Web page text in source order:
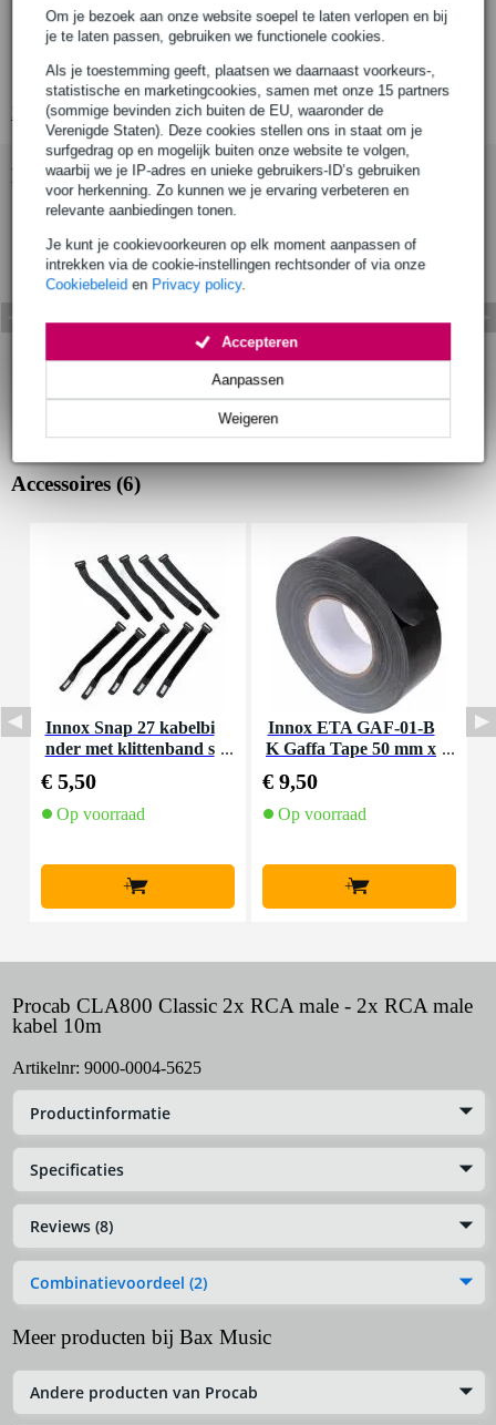
Om je bezoek aan onze website soepel te laten verlopen en bij
je te laten passen, gebruiken we functionele cookies.
Als je toestemming geeft, plaatsen we daarnaast voorkeurs-,
statistische en marketingcookies, samen met onze 15 partners
(sommige bevinden zich buiten de EU, waaronder de
Verenigde Staten). Deze cookies stellen ons in staat om je
surfgedrag op en mogelijk buiten onze website te volgen,
waarbij we je IP-adres en unieke gebruikers-ID’s gebruiken
voor herkenning. Zo kunnen we je ervaring verbeteren en
relevante aanbiedingen tonen.
Je kunt je cookievoorkeuren op elk moment aanpassen of
intrekken via de cookie-instellingen rechtsonder of via onze
Cookiebeleid en Privacy policy.
Weigeren
Aanpassen
Accepteren
RCA kabel
male RCA connectoren
met vergulde contacten
Bekijk alle productspecificaties
Bekijk ook eens (6)
Accessoires (6)
Innox Snap 27 kabelbi
nder met klittenband s
€ 5,50
Op voorraad
+
Innox ETA GAF-01-B
K Gaffa Tape 50 mm x
€ 9,50
Op voorraad
+
Procab CLA800 Classic 2x RCA male - 2x RCA male
kabel 10m
Artikelnr: 9000-0004-5625
Productinformatie
Specificaties
Reviews (8)
Combinatievoordeel (2)
Meer producten bij Bax Music
Andere producten van Procab